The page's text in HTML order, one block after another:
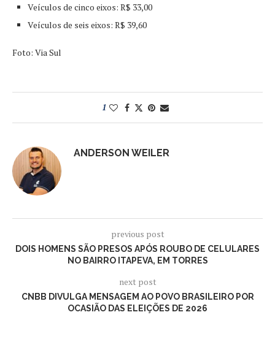
Veículos de cinco eixos: R$ 33,00
Veículos de seis eixos: R$ 39,60
Foto: Via Sul
1
ANDERSON WEILER
previous post
DOIS HOMENS SÃO PRESOS APÓS ROUBO DE CELULARES
NO BAIRRO ITAPEVA, EM TORRES
next post
CNBB DIVULGA MENSAGEM AO POVO BRASILEIRO POR
OCASIÃO DAS ELEIÇÕES DE 2026